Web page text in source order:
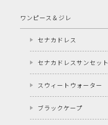
ワンピース＆ジレ
セナカドレス
セナカドレスサンセット
スウィートウォーター
ブラックケープ